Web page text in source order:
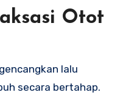
Otot
lalu
secara bertahap.